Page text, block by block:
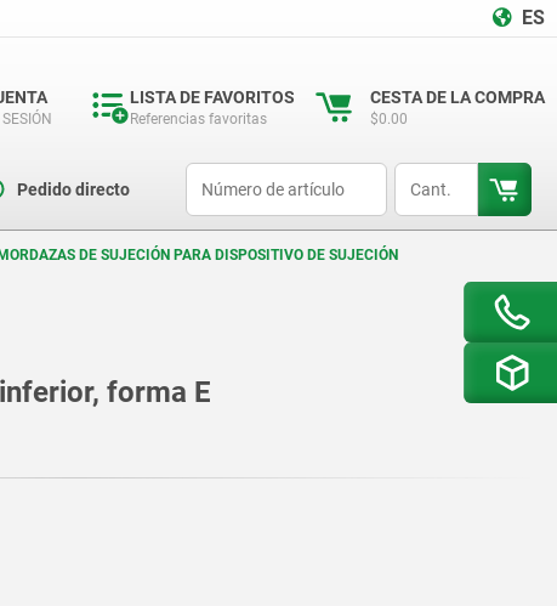
ES
LISTA DE FAVORITOS
Referencias favoritas
CESTA DE LA COMPRA
$0.00
Pedido directo
MORDAZAS DE SUJECIÓN PARA DISPOSITIVO DE SUJECIÓN
forma E